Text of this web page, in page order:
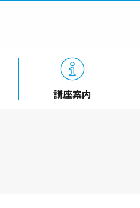
講座案内